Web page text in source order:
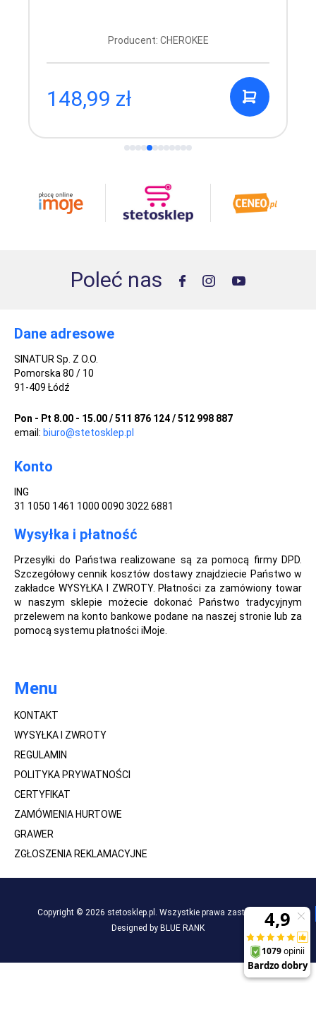
Producent: CHEROKEE
148,99 zł
Poleć nas
Dane adresowe
SINATUR Sp. Z O.O.
Pomorska 80 / 10
91-409 Łódź
Pon - Pt 8.00 - 15.00 / 511 876 124 / 512 998 887
email: biuro@stetosklep.pl
Konto
ING
31 1050 1461 1000 0090 3022 6881
Wysyłka i płatność
Przesyłki do Państwa realizowane są za pomocą firmy DPD.
Szczegółowy cennik kosztów dostawy znajdziecie Państwo w
zakładce WYSYŁKA I ZWROTY. Płatności za zamówiony towar
w naszym sklepie możecie dokonać Państwo tradycyjnym
przelewem na konto bankowe podane na naszej stronie lub za
pomocą systemu płatności iMoje.
Menu
KONTAKT
WYSYŁKA I ZWROTY
REGULAMIN
POLITYKA PRYWATNOŚCI
CERTYFIKAT
ZAMÓWIENIA HURTOWE
GRAWER
ZGŁOSZENIA REKLAMACYJNE
Copyright © 2026 stetosklep.pl. Wszystkie prawa zastrzeżone.
Designed by BLUE RANK